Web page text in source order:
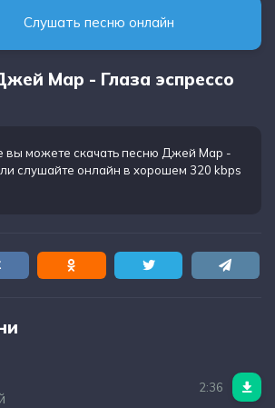
Слушать песню онлайн
Мар - Глаза эспрессо
вы можете скачать песню Джей Мар -
слушайте онлайн в хорошем 320 kbps
2:36